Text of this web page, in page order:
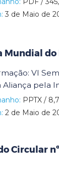
3 de Maio de
Mundial
VI
pela
PPTX /
2 de Maio de
Circular nº